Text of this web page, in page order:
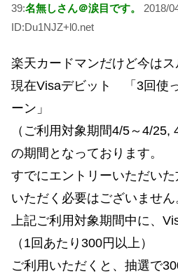
39:名無しさん＠涙目です。
2018/
ID:Du1NJZ+l0.net
楽天カードマンだけど今はス
現在Visaデビット 「3回使
ーン」
（ご利用対象期間4/5～4/25,
の期間となっております。
すでにエントリーいただい
いただく必要はございません
上記ご利用対象期間中に、
（1回あたり300円以上）
ご利用いただくと、抽選で